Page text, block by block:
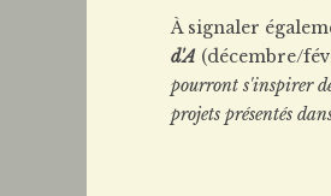
À signaler
d'A (décembre/
pourront s'inspirer
projets présentés